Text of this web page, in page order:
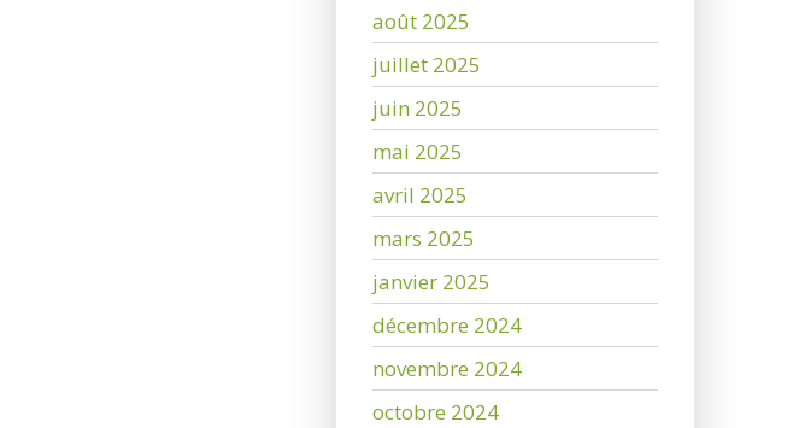
août 2025
juillet 2025
juin 2025
mai 2025
avril 2025
mars 2025
janvier 2025
décembre 2024
novembre 2024
octobre 2024